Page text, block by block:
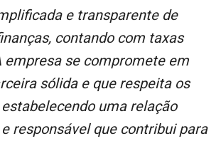
e transparente de
contando com taxas
empresa se compromete em
sólida e que respeita os
uma relação
responsável que contribui para